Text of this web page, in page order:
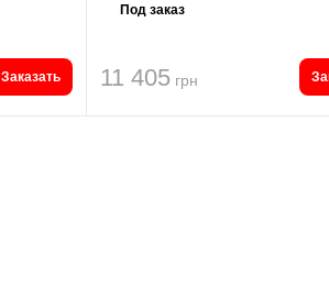
Заказать
Под заказ
11 405 грн